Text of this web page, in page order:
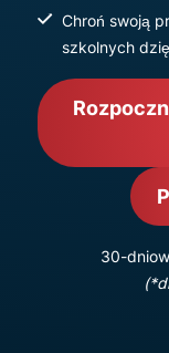
Chroń swoją
szkolnych
30-